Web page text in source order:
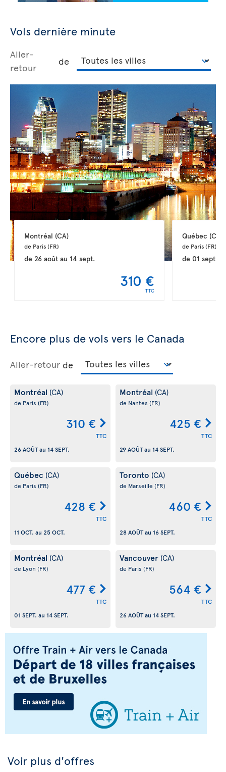
Vols dernière minute
Aller-
retour
de
Montréal (CA)
de Paris (FR)
de 26 aoûtau 14 sept.
310 €
TTC
Québec (CA)
de Paris (FR)
de 01 sept.
Encore plus de vols vers le Canada
Aller-retour de
Montréal (CA)
de Paris (FR)
310 €
TTC
26 AOÛTau 14 SEPT.
Montréal (CA)
de Nantes (FR)
425 €
TTC
29 AOÛTau 14 SEPT.
Québec (CA)
de Paris (FR)
428 €
TTC
11 OCT. au 25 OCT.
Toronto (CA)
de Marseille (FR)
460 €
TTC
28 AOÛTau 16 SEPT.
Montréal (CA)
de Lyon (FR)
477 €
TTC
01 SEPT. au 14 SEPT.
Vancouver (CA)
de Paris (FR)
564 €
TTC
26 AOÛTau 14 SEPT.
Voir plus d'offres